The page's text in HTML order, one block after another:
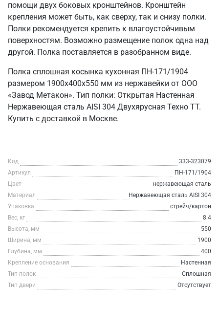
помощи двух боковых кронштейнов. Кронштейн
крепления может быть, как сверху, так и снизу полки.
Полки рекомендуется крепить к влагоустойчивым
поверхностям. Возможно размещение полок одна над
другой. Полка поставляется в разобранном виде.
Полка сплошная косынка кухонная ПН-171/1904
размером 1900х400х550 мм из нержавейки от ООО
«Завод Метакон». Тип полки: Открытая Настенная
Нержавеющая сталь AISI 304 Двухярусная Техно ТТ.
Купить с доставкой в Москве.
Код
333-323079
Артикул
ПН-171/1904
Цвет
нержавеющая сталь
Материал
Нержавеющая сталь AISI 304
Упаковка
стрейч/картон
Вес, кг
8.4
Высота, мм
550
Ширина, мм
1900
Глубина, мм
400
Крепление основания
Настенная
Тип полок
Сплошная
Тип двери
Отсутствует